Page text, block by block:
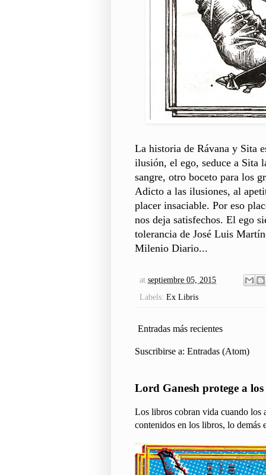
La historia de Rávana y Sita
ilusión, el ego, seduce a Sita
sangre, otro boceto para los
Adicto a las ilusiones, al
placer insaciable. Por eso
nos deja satisfechos. El ego
tolerancia de José Luis
Milenio Diario...
at septiembre 05, 2015
Labels: Ex Libris
Entradas más recientes
Suscribirse a: Entradas (Atom)
Lord Ganesh protege a
Los libros cobran vida cuando los
contenidos en los libros, lo demás